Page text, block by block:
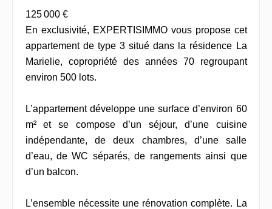
125 000 €
En exclusivité, EXPERTISIMMO vous propose cet
appartement de type 3 situé dans la résidence La
Marielie, copropriété des années 70 regroupant
environ 500 lots.
L’appartement développe une surface d’environ 60
m² et se compose d’un séjour, d’une cuisine
indépendante, de deux chambres, d’une salle
d’eau, de WC séparés, de rangements ainsi que
d’un balcon.
L’ensemble nécessite une rénovation complète. La